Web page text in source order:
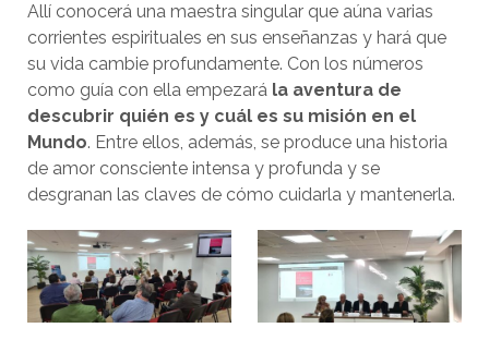
Allí conocerá una maestra singular que aúna varias
corrientes espirituales en sus enseñanzas y hará que
su vida cambie profundamente. Con los números
como guía con ella empezará la aventura de
descubrir quién es y cuál es su misión en el
Mundo. Entre ellos, además, se produce una historia
de amor consciente intensa y profunda y se
desgranan las claves de cómo cuidarla y mantenerla.